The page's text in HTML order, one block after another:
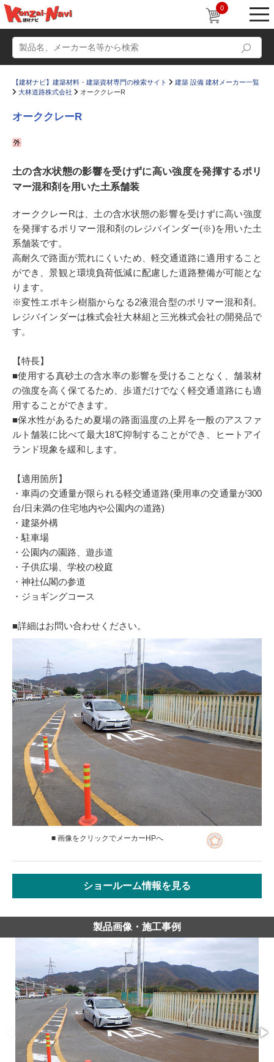
0
かたなび コラム
Q＆A 販売・施工代理店募集
お気に入り
【建材ナビ】建築材料・建築資材専門の検索サイト
建築 設備 建材メーカー一覧
大林道路株式会社
オーククレーR
オーククレーR
土の含水状態の影響を受けずに高い強度を発揮するポリ
マー混和剤を用いた土系舗装
オーククレーRは、土の含水状態の影響を受けずに高い強度
を発揮するポリマー混和剤のレジバインダー(※)を用いた土
系舗装です。
高耐久で路面が荒れにくいため、軽交通道路に適用すること
ができ、景観と環境負荷低減に配慮した道路整備が可能とな
ります。
※変性エポキシ樹脂からなる2液混合型のポリマー混和剤。
レジバインダーは株式会社大林組と三光株式会社の開発品で
す。
【特長】
■使用する真砂土の含水率の影響を受けることなく、舗装材
の強度を高く保てるため、歩道だけでなく軽交通道路にも適
用することができます。
■保水性があるため夏場の路面温度の上昇を一般のアスファ
ルト舗装に比べて最大18℃抑制することができ、ヒートアイ
ランド現象を緩和します。
【適用箇所】
・車両の交通量が限られる軽交通道路(乗用車の交通量が300
台/日未満の住宅地内や公園内の道路)
・建築外構
・駐車場
・公園内の園路、遊歩道
・子供広場、学校の校庭
・神社仏閣の参道
・ジョギングコース
■詳細はお問い合わせください。
■ 画像をクリックでメーカーHPへ
ショールーム情報を見る
製品画像・施工事例